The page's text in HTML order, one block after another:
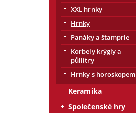
XXL hrnky
Hrnky
Panáky a štamprle
Korbely krýgly a
půllitry
Hrnky s horoskopem
Keramika
Společenské hry